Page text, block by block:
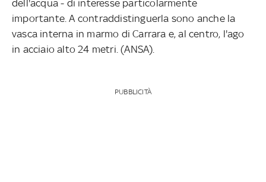
dell'acqua - di interesse particolarmente
importante. A contraddistinguerla sono anche la
vasca interna in marmo di Carrara e, al centro, l'ago
in acciaio alto 24 metri. (ANSA).
PUBBLICITÀ